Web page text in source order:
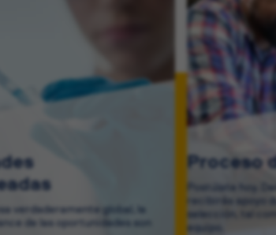
verdaderamente global, la
de las oportunidades son
Proceso
Postúlate hoy.
recibirás apoyo
selección, tal
equipo.